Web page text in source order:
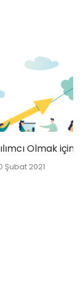
Olmak için
Şubat 2021